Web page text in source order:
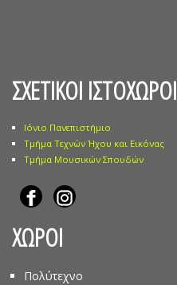
ΣΧΕΤΙΚΟΙ ΙΣΤΟΧΩΡΟΙ
Ιόνιο Πανεπιστήμιο
Τμήμα Τεχνών Ήχου και Εικόνας
Τμήμα Μουσικών Σπουδών
ΧΩΡΟΙ
Πολύτεχνο